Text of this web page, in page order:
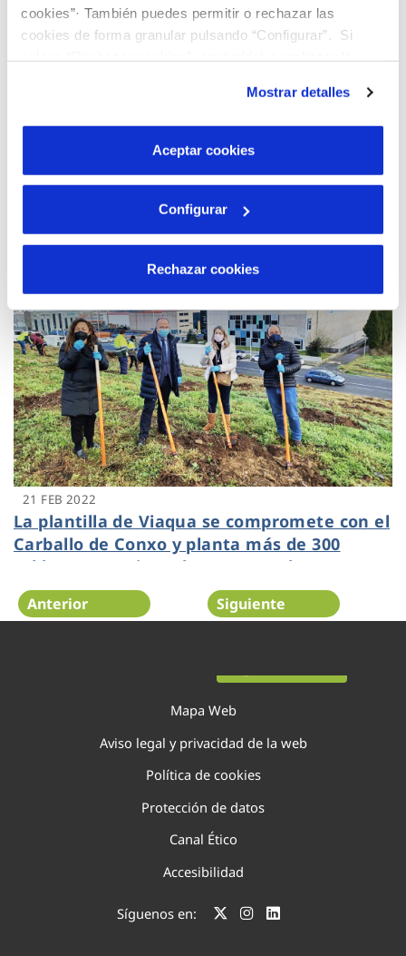
cookies”· También puedes permitir o rechazar las
cookies de forma granular pulsando “Configurar”. Si
son indispensables para que el sitio web funcione y que
por tanto no se pueden desactivar. Puedes consultar
más información en nuestraPolítica de Cookies
Mostrar detalles
Aceptar cookies
Configurar
Rechazar cookies
Viaqua y la Asociación Hostelería
Compostela firman un convenio de
21 FEB 2022
La plantilla de Viaqua se compromete con el
Carballo de Conxo y planta más de 300
robles en Santiago de Compostela
Anterior Siguiente
Mapa Web
Aviso legal y privacidad de la web
Política de cookies
Protección de datos
Canal Ético
Accesibilidad
Síguenos en: